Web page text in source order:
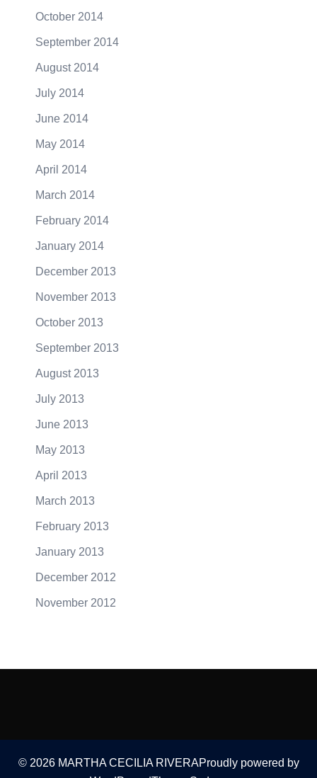
October 2014
September 2014
August 2014
July 2014
June 2014
May 2014
April 2014
March 2014
February 2014
January 2014
December 2013
November 2013
October 2013
September 2013
August 2013
July 2013
June 2013
May 2013
April 2013
March 2013
February 2013
January 2013
December 2012
November 2012
© 2026 MARTHA CECILIA RIVERAProudly powered by